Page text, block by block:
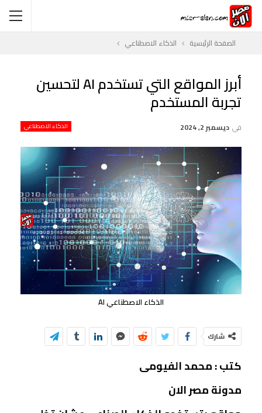
الصفحة الرئيسية الذكاء الاصطناعي
أبرز المواقع التي تستخدم AI لتحسين
تجربة المستخدم
الذكاء الاصطناعي في ديسمبر 2, 2024
الذكاء الاصطناعي AI
شارك
كتب : محمد الفيومى
مدونة مصر الان